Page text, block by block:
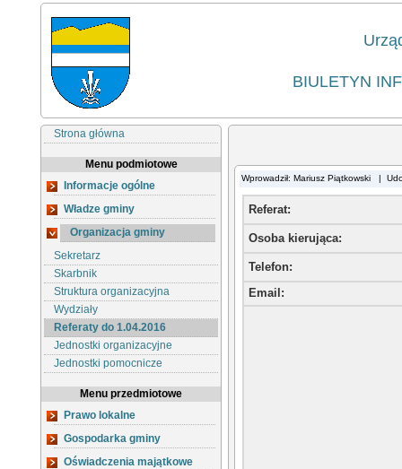
BIULETYN
Strona główna
Menu podmiotowe
Informacje ogólne
Władze gminy
Organizacja gminy
Sekretarz
Skarbnik
Struktura organizacyjna
Wydziały
Referaty do 1.04.2016
Jednostki organizacyjne
Jednostki pomocnicze
Menu przedmiotowe
Prawo lokalne
Gospodarka gminy
Oświadczenia majątkowe
Wprowadził: Mariusz Piątkowski |
Referat:
Osoba kierująca:
Telefon:
Email :